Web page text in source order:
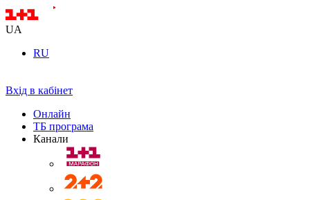
UA
RU
Вхід в кабінет
Онлайн
ТБ програма
Канали